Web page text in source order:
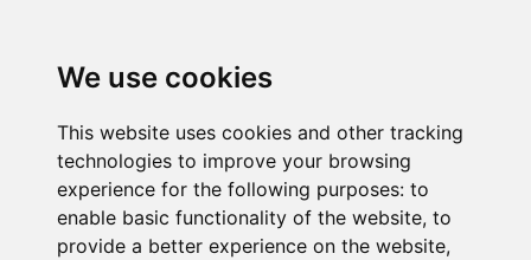
We use cookies
This website uses cookies and other tracking
technologies to improve your browsing
experience for the following purposes: to
enable basic functionality of the website, to
provide a better experience on the website,